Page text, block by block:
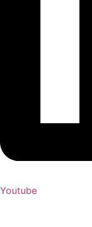
Youtube